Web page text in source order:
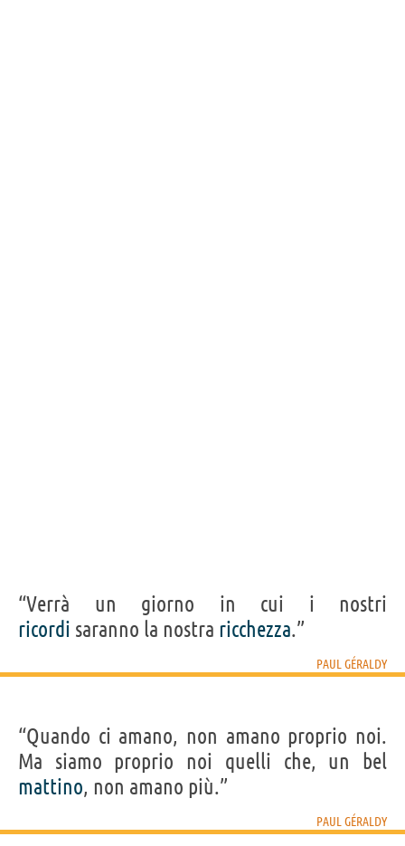
“Verrà un giorno in cui i nostri
ricordi saranno la nostra ricchezza.”
PAUL GÉRALDY
“Quando ci amano, non amano proprio noi.
Ma siamo proprio noi quelli che, un bel
mattino, non amano più.”
PAUL GÉRALDY